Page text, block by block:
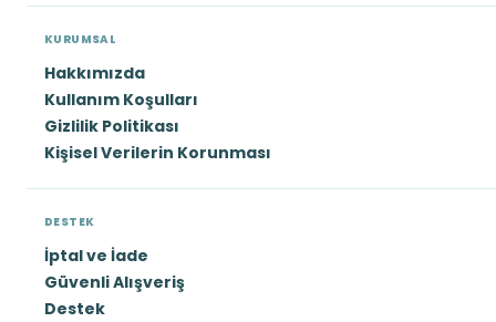
KURUMSAL
Hakkımızda
Kullanım Koşulları
Gizlilik Politikası
Kişisel Verilerin Korunması
DESTEK
İptal ve İade
Güvenli Alışveriş
Destek